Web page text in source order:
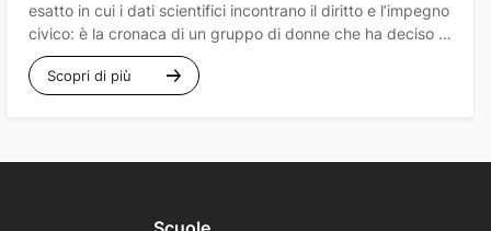
esatto in cui i dati scientifici incontrano il diritto e l’impegno
civico: è la cronaca di un gruppo di donne che ha deciso di
non voler lasciare alle generazioni future una battaglia da
combattere da sole.
Scopri di più